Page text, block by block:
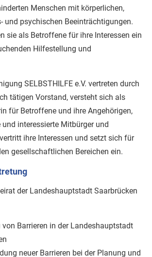
Menschen mit körperlichen,
und psychischen Beeinträchtigungen.
sie als Betroffene für ihre Interessen ein
Hilfestellung und
SELBSTHILFE e.V. vertreten durch
tätigen Vorstand, versteht sich als
für Betroffene und ihre Angehörigen,
interessierte Mitbürger und
ihre Interessen und setzt sich für
gesellschaftlichen Bereichen ein.
der Landeshauptstadt Saarbrücken
von Barrieren in der Landeshauptstadt
neuer Barrieren bei der Planung und